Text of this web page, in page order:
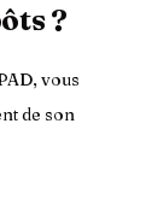
?
vous
de son